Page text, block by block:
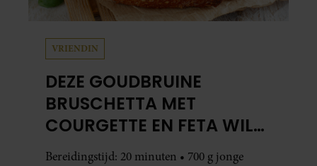
VRIENDIN
DEZE GOUDBRUINE
BRUSCHETTA MET
COURGETTE EN FETA WIL
JE METEEN MAKEN
Bereidingstijd: 20 minuten • 700 g jonge